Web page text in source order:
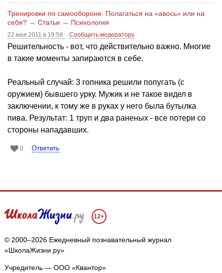
Тренировки по самообороне. Полагаться на «авось» или на
себя? → Статьи → Психология
22 мая 2011 в 19:58 Сообщить модератору
Решительность - вот, что действительно важно. Многие
в такие моменты запираются в себе.
Реальный случай: 3 гопника решили попугать (с
оружием) бывшего урку. Мужик и не такое видел в
заключении, к тому же в руках у него была бутылка
пива. Результат: 1 труп и два раненых - все потери со
стороны нападавших.
0 Ответить
12+
© 2000–2026 Ежедневный познавательный журнал
«ШколаЖизни.ру»
Учредитель — ООО «Квантор»